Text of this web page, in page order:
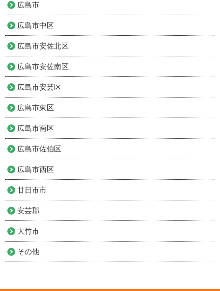
広島市
広島市中区
広島市安佐北区
広島市安佐南区
広島市安芸区
広島市東区
広島市南区
広島市佐伯区
広島市西区
廿日市市
安芸郡
大竹市
その他